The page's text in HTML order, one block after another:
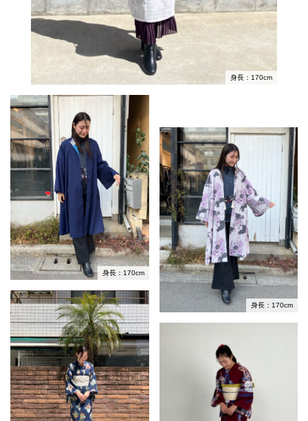
身長：170cm
身長：170cm
身長：170cm